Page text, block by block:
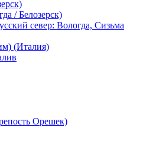
/ Белозерск)
север: Вологда, Сизьма
(Италия)
Орешек)